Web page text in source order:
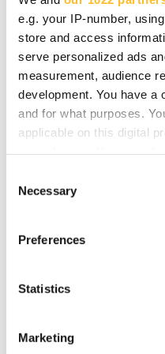
e.g. your IP-number,
store and access
serve personalized ads
measurement, audience
development. You have a
and for what purposes.
applicable on this digital
the Privacy trigger icon.
Collect
meters
Identify your
Find out more about how
Necessary
Preferences
Statistics
Marketing
Yrityksen
Paranna yrityksesi
asiakashankintaa ja
digityökalujen
digiosaajataitojasi.
Lue lisää
Julkiset